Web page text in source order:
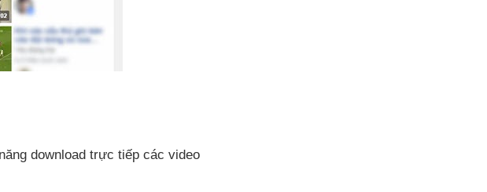
download trực tiếp các video